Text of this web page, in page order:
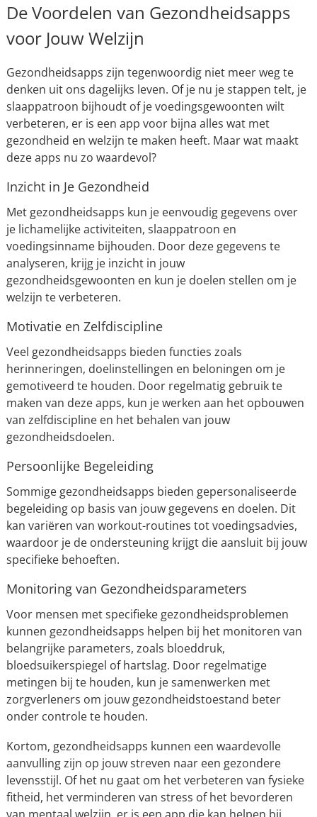
De Voordelen van Gezondheidsapps
voor Jouw Welzijn
Gezondheidsapps zijn tegenwoordig niet meer weg te
denken uit ons dagelijks leven. Of je nu je stappen telt, je
slaappatroon bijhoudt of je voedingsgewoonten wilt
verbeteren, er is een app voor bijna alles wat met
gezondheid en welzijn te maken heeft. Maar wat maakt
deze apps nu zo waardevol?
Inzicht in Je Gezondheid
Met gezondheidsapps kun je eenvoudig gegevens over
je lichamelijke activiteiten, slaappatroon en
voedingsinname bijhouden. Door deze gegevens te
analyseren, krijg je inzicht in jouw
gezondheidsgewoonten en kun je doelen stellen om je
welzijn te verbeteren.
Motivatie en Zelfdiscipline
Veel gezondheidsapps bieden functies zoals
herinneringen, doelinstellingen en beloningen om je
gemotiveerd te houden. Door regelmatig gebruik te
maken van deze apps, kun je werken aan het opbouwen
van zelfdiscipline en het behalen van jouw
gezondheidsdoelen.
Persoonlijke Begeleiding
Sommige gezondheidsapps bieden gepersonaliseerde
begeleiding op basis van jouw gegevens en doelen. Dit
kan variëren van workout-routines tot voedingsadvies,
waardoor je de ondersteuning krijgt die aansluit bij jouw
specifieke behoeften.
Monitoring van Gezondheidsparameters
Voor mensen met specifieke gezondheidsproblemen
kunnen gezondheidsapps helpen bij het monitoren van
belangrijke parameters, zoals bloeddruk,
bloedsuikerspiegel of hartslag. Door regelmatige
metingen bij te houden, kun je samenwerken met
zorgverleners om jouw gezondheidstoestand beter
onder controle te houden.
Kortom, gezondheidsapps kunnen een waardevolle
aanvulling zijn op jouw streven naar een gezondere
levensstijl. Of het nu gaat om het verbeteren van fysieke
fitheid, het verminderen van stress of het bevorderen